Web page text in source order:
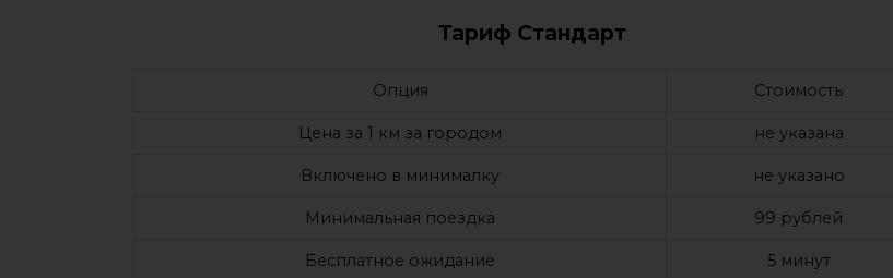
Тариф Стандарт
Опция Стоимость
Цена за 1 км за городом не указана
Включено в минималку не указано
Минимальная поездка 99 рублей
Бесплатное ожидание 5 минут